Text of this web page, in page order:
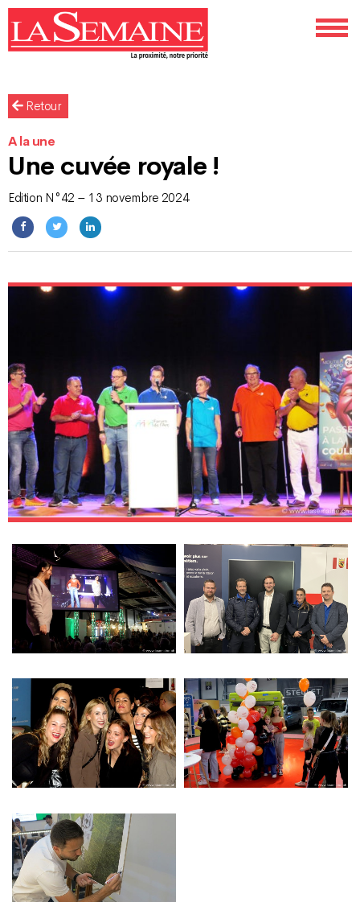
Retour
A la une
Une cuvée royale !
Edition N°42 – 13 novembre 2024